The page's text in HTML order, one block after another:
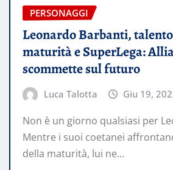
PERSONAGGI
Leonardo Barbanti,
maturità e SuperLega:
scommette sul futuro
Luca Talotta Giu 19,
Non è un giorno qualsiasi per
Mentre i suoi coetanei
della maturità, lui ne…